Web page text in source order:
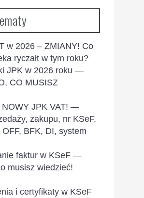
w 2026 – ZMIANY! Co
ryczałt w tym roku?
JPK w 2026 roku —
CO MUSISZ
NOWY JPK VAT! —
zakupu, nr KSeF,
BFK, DI, system
faktur w KSeF —
musisz wiedzieć!
i certyfikaty w KSeF